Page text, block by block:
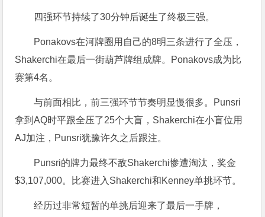
四强环节持续了30分钟后诞生了终极三强。
Ponakovs在河牌圈用自己的8明三条进行了全压，
Shakerchi在最后一街葫芦牌组成牌。Ponakovs成为比
赛第4名。
与前面相比，前三强环节节奏明显慢很多。Punsri
拿到AQ时平跟全压了25个大盲，Shakerchi在小盲位用
AJ加注，Punsri犹豫许久之后跟注。
Punsri的牌力最终不敌Shakerchi惨遭淘汰，奖金
$3,107,000。比赛进入Shakerchi和Kenney单挑环节。
经历过非常短暂的单挑后迎来了最后一手牌，